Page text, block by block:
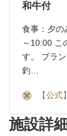
和牛付
食事：夕の
～10:00 こ
す。 プラ
釣…
【公
施設詳細